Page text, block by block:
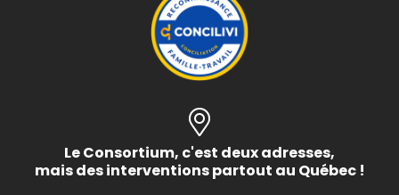
Le Consortium, c'est deux adresses,
mais des interventions partout au Québec !